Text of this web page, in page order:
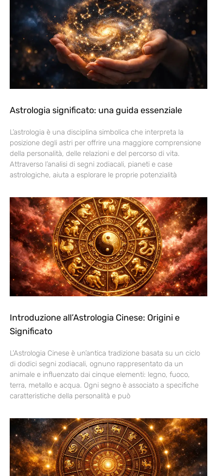
Astrologia significato: una guida essenziale
L’astrologia è una disciplina simbolica che interpreta la
posizione degli astri per offrire una maggiore comprensione
della personalità, delle relazioni e del percorso di vita.
Attraverso l’analisi di segni zodiacali, pianeti e case
astrologiche, aiuta a esplorare le proprie potenzialità
Introduzione all’Astrologia Cinese: Origini e
Significato
L’Astrologia Cinese è un’antica tradizione basata su un ciclo
di dodici segni zodiacali, ognuno rappresentato da un
animale e influenzato dai cinque elementi: legno, fuoco,
terra, metallo e acqua. Ogni segno è associato a specifiche
caratteristiche della personalità e può